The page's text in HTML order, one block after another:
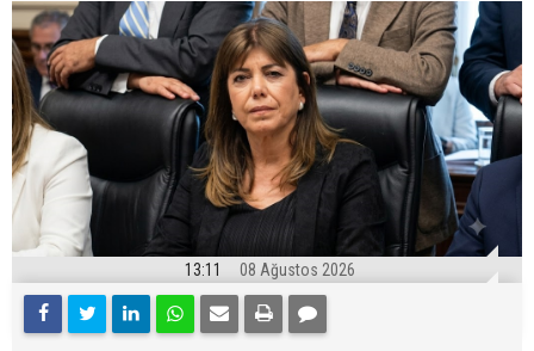
13:11 08 Ağustos 2026